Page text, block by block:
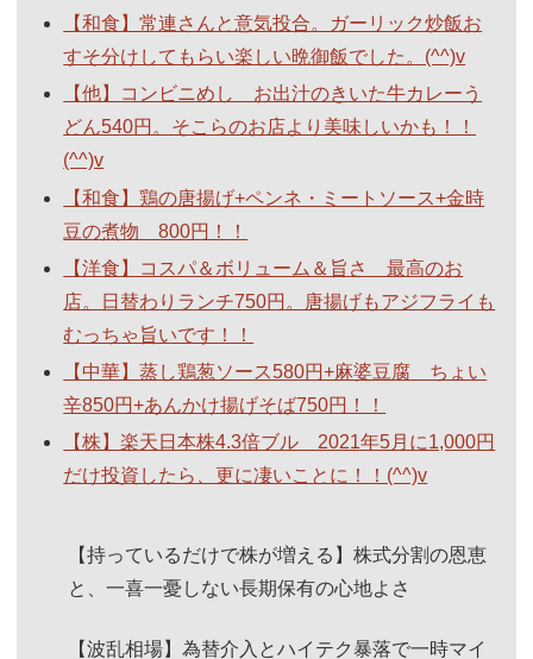
【和食】常連さんと意気投合。ガーリック炒飯お
すそ分けしてもらい楽しい晩御飯でした。(^^)v
【他】コンビニめし お出汁のきいた牛カレーう
どん540円。そこらのお店より美味しいかも！！
(^^)v
【和食】鶏の唐揚げ+ペンネ・ミートソース+金時
豆の煮物 800円！！
【洋食】コスパ＆ボリューム＆旨さ 最高のお
店。日替わりランチ750円。唐揚げもアジフライも
むっちゃ旨いです！！
【中華】蒸し鶏葱ソース580円+麻婆豆腐 ちょい
辛850円+あんかけ揚げそば750円！！
【株】楽天日本株4.3倍ブル 2021年5月に1,000円
だけ投資したら、更に凄いことに！！(^^)v
【持っているだけで株が増える】株式分割の恩恵
と、一喜一憂しない長期保有の心地よさ
【波乱相場】為替介入とハイテク暴落で一時マイ